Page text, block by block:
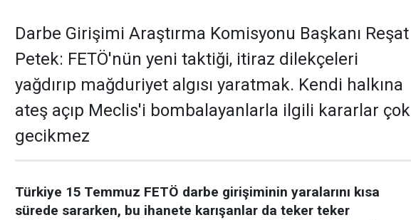
Darbe Girişimi Araştırma Komisyonu Başkanı Reşat
Petek: FETÖ'nün yeni taktiği, itiraz dilekçeleri
yağdırıp mağduriyet algısı yaratmak. Kendi halkına
ateş açıp Meclis'i bombalayanlarla ilgili kararlar çok
gecikmez
Türkiye 15 Temmuz FETÖ darbe girişiminin yaralarını kısa
sürede sararken, bu ihanete karışanlar da teker teker